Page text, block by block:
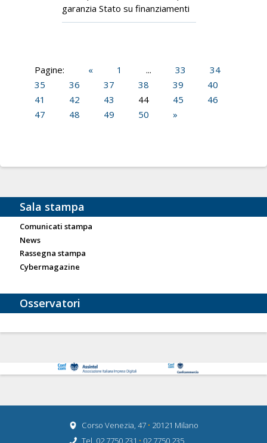
garanzia Stato su finanziamenti
Pagine: « 1 ... 33
34
35
36 37 38 39
40
41
42 43 44 45
46
47
48 49 50 »
Sala stampa
Comunicati stampa
News
Rassegna stampa
Cybermagazine
Osservatori
Corso Venezia, 47 • 20121 Milano
Tel. 02 7750.231 • 02 7750 235